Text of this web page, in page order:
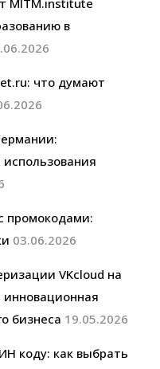
MITM.institute
в
что думают
промокодами:
03.06.2026
VKcloud на
инновационная
бизнеса 19.05.2026
коду: как выбрать